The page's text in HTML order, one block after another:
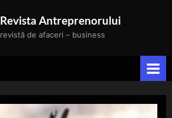
Revista Antreprenorului
revistă de afaceri – business